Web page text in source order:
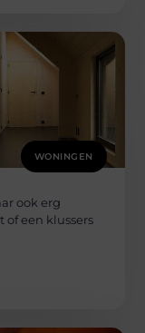
WONINGEN
ook erg
of een klussers